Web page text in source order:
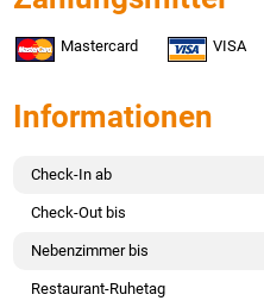
Mastercard VISA
Informationen
Check-In ab
Check-Out bis
Nebenzimmer bis
Restaurant-Ruhetag